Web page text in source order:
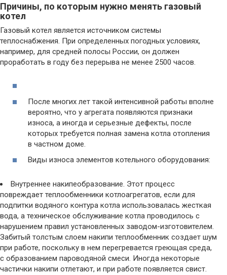
Причины, по которым нужно менять газовый
котел
Газовый котел является источником системы
теплоснабжения. При определенных погодных условиях,
например, для средней полосы России, он должен
проработать в году без перерыва не менее 2500 часов.
После многих лет такой интенсивной работы вполне
вероятно, что у агрегата появляются признаки
износа, а иногда и серьезные дефекты, после
которых требуется полная замена котла отопления
в частном доме.
Виды износа элементов котельного оборудования:
Внутреннее накипеобразование. Этот процесс
повреждает теплообменники котлоагрегатов, если для
подпитки водяного контура котла использовалась жесткая
вода, а техническое обслуживание котла проводилось с
нарушением правил установленных заводом-изготовителем.
Забитый толстым слоем накипи теплообменник создает шум
при работе, поскольку в нем перегревается греющая среда,
с образованием пароводяной смеси. Иногда некоторые
частички накипи отлетают, и при работе появляется свист.